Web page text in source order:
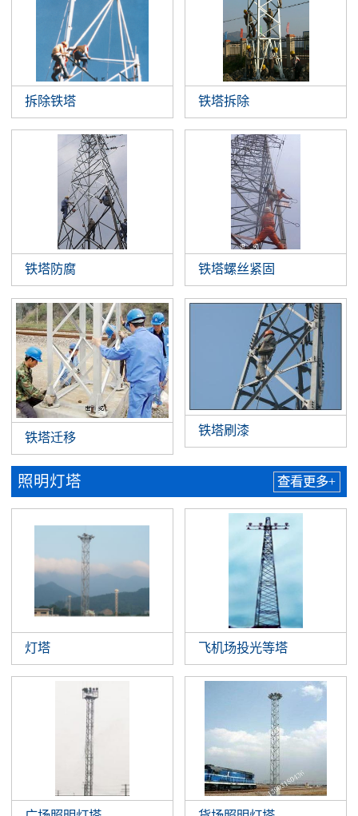
拆除铁塔 铁塔拆除
铁塔防腐 铁塔螺丝紧固
铁塔迁移 铁塔刷漆
照明灯塔 查看更多+
灯塔 飞机场投光等塔